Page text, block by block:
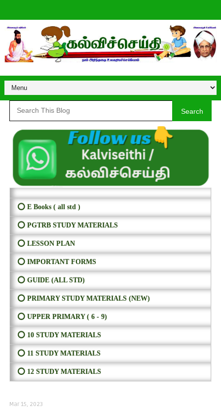
Search
⭕ E Books ( all std )
⭕ PGTRB STUDY MATERIALS
⭕ LESSON PLAN
⭕ IMPORTANT FORMS
⭕ GUIDE (ALL STD)
⭕ PRIMARY STUDY MATERIALS (NEW)
⭕ UPPER PRIMARY ( 6 - 9)
⭕ 10 STUDY MATERIALS
⭕ 11 STUDY MATERIALS
⭕ 12 STUDY MATERIALS
Mar 15, 2023